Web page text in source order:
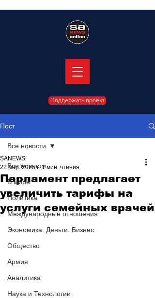
Поддержать проект
Пост
Все новости
В мире
Политика
Международные отношения
Экономика. Деньги. Бизнес
Общество
Армия
Аналитика
Наука и Технологии
Все новости
Парламент предлагает
увеличить тарифы на
услуги семейных врачей
SANEWS
22 мар. 2025 г. 1 мин. чтения